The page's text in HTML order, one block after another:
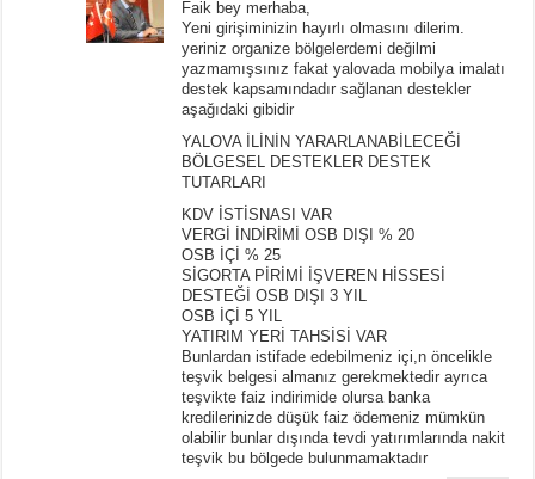
Faik bey merhaba,
Yeni girişiminizin hayırlı olmasını dilerim.
yeriniz organize bölgelerdemi değilmi
yazmamışsınız fakat yalovada mobilya imalatı
destek kapsamındadır sağlanan destekler
aşağıdaki gibidir
YALOVA İLİNİN YARARLANABİLECEĞİ
BÖLGESEL DESTEKLER DESTEK
TUTARLARI
KDV İSTİSNASI VAR
VERGİ İNDİRİMİ OSB DIŞI % 20
OSB İÇİ % 25
SİGORTA PİRİMİ İŞVEREN HİSSESİ
DESTEĞİ OSB DIŞI 3 YIL
OSB İÇİ 5 YIL
YATIRIM YERİ TAHSİSİ VAR
Bunlardan istifade edebilmeniz içi,n öncelikle
teşvik belgesi almanız gerekmektedir ayrıca
teşvikte faiz indirimide olursa banka
kredilerinizde düşük faiz ödemeniz mümkün
olabilir bunlar dışında tevdi yatırımlarında nakit
teşvik bu bölgede bulunmamaktadır